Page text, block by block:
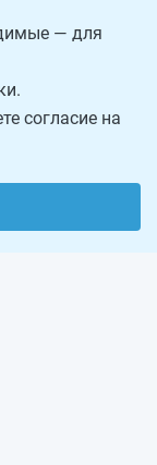
— для
согласие на